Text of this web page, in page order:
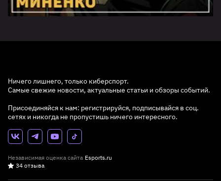
Ничего лишнего, только киберспорт.
Самые свежие новости, актуальные статьи и обзоры событий.
Присоединяйся к нам: регистрируйся, подписывайся в соц.
сетях и никогда не пропустишь ничего интересного.
Независимая оценка сайта Esports.ru
34 отзыва